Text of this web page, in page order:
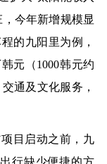
，今年新增规模显
的九阳里为例，
元（1000韩元约
通及文化服务，
目启动之前，九
行缺少便捷的方